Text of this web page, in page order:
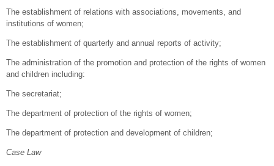
The establishment of relations with associations, movements, and
institutions of women;
The establishment of quarterly and annual reports of activity;
The administration of the promotion and protection of the rights of women
and children including:
The secretariat;
The department of protection of the rights of women;
The department of protection and development of children;
Case Law